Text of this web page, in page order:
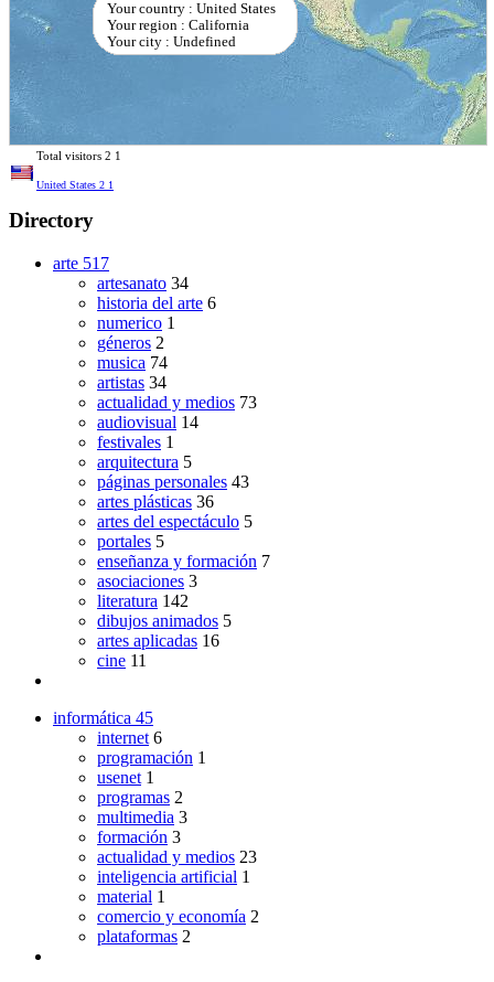
Your country : United States
Your region : California
Your city : Undefined
Total visitors 2 1
United States 2 1
Directory
arte 517
artesanato 34
historia del arte 6
numerico 1
géneros 2
musica 74
artistas 34
actualidad y medios 73
audiovisual 14
festivales 1
arquitectura 5
páginas personales 43
artes plásticas 36
artes del espectáculo 5
portales 5
enseñanza y formación 7
asociaciones 3
literatura 142
dibujos animados 5
artes aplicadas 16
cine 11
informática 45
internet 6
programación 1
usenet 1
programas 2
multimedia 3
formación 3
actualidad y medios 23
inteligencia artificial 1
material 1
comercio y economía 2
plataformas 2